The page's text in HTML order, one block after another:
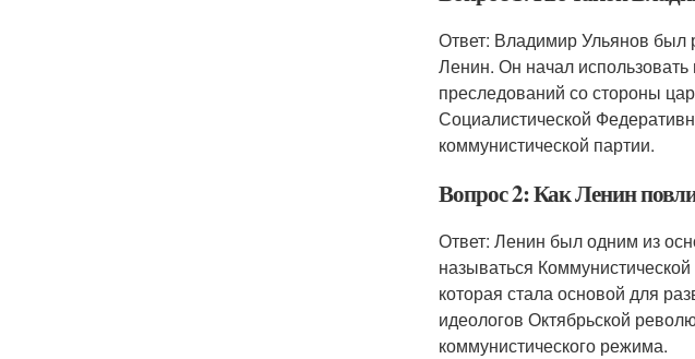
Ответ: Владимир Ульянов был
Ленин. Он начал
преследований со стороны
Социалистической
коммунистической партии.
Вопрос 2: Как Ленин
Ответ: Ленин был одним из
называться
которая стала основой для
идеологов Октябрьской
коммунистического режима.